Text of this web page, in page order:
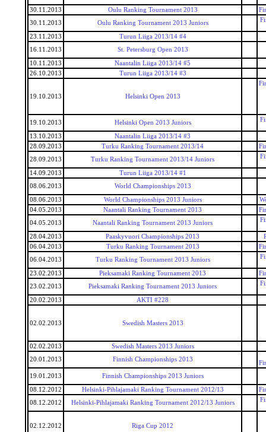
30.11.2013 Oulu Ranking Tournament 2013
30.11.2013
Oulu Ranking Tournament 2013 Juniors
23.11.2013
Turun Liiga 2013/14 #4
16.11.2013
St. Petersburg Open 2013
10.11.2013
Naantalin Liiga 2013/14 #5
26.10.2013
Turun Liiga 2013/14 #3
19.10.2013 Helsinki Open 2013
19.10.2013 Helsinki Open 2013 Juniors
13.10.2013
Naantalin Liiga 2013/14 #3
28.09.2013
Turku Ranking Tournament 2013/14
28.09.2013
Turku Ranking Tournament 2013/14 Juniors
14.09.2013
Turun Liiga 2013/14 #1
08.06.2013
World Championships 2013
08.06.2013 World Championships 2013 Juniors
04.05.2013
Naantali Ranking Tournament 2013
04.05.2013
Naantali Ranking Tournament 2013 Juniors
28.04.2013 Paaskyvuori Championships 2013
06.04.2013
Turku Ranking Tournament 2013
06.04.2013
Turku Ranking Tournament 2013 Juniors
23.02.2013 Pieksamaki Ranking Tournament 2013
23.02.2013
Pieksamaki Ranking Tournament 2013 Juniors
20.02.2013 AKTI #228
02.02.2013 Swedish Masters 2013
02.02.2013
Swedish Masters 2013 Juniors
20.01.2013
Finnish Championships 2013
19.01.2013
Finnish Championships 2013 Juniors
08.12.2012 Helsinki-Pihlajamaki Ranking Tournament 2012/13
08.12.2012
Helsinki-Pihlajamaki Ranking Tournament 2012/13 Juniors
02.12.2012 Riga Cup 2012